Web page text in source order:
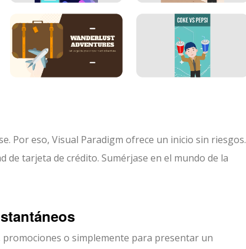
Por eso, Visual Paradigm ofrece un inicio sin riesgos.
de tarjeta de crédito. Sumérjase en el mundo de la
o simplemente para presentar un